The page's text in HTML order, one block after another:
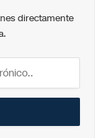
directamente